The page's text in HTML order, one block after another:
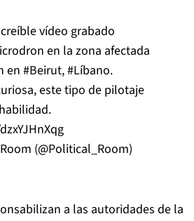
vídeo grabado
en la zona afectada
en #Beirut,#Líbano.
, este tipo de pilotaje
(@Political_Room)
a las autoridades de la